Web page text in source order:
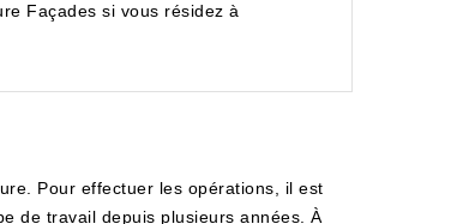
Façades si vous résidez à
Pour effectuer les opérations, il est
de travail depuis plusieurs années. À